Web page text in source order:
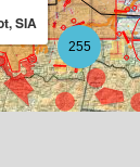
255
SIA